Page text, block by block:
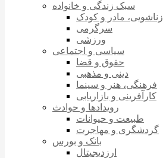
سبک زندگی و خانواده
زناشویی، مادر و کودک
سرگرمی
ورزشی
سیاسی و اجتماعی
حقوق و قضا
دینی و مذهبی
فرهنگی، هنر و سینما
کارآفرینی و بازاریابی
رویدادها و حوادث
طبیعت و حیوانات
گردشگری و مهاجرت
بانک و بورس
ارزدیجیتال